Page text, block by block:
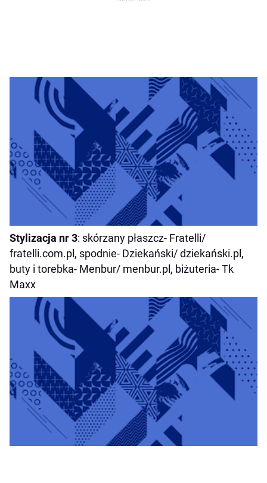
Stylizacja nr 3: skórzany płaszcz- Fratelli/
fratelli.com.pl, spodnie- Dziekański/ dziekański.pl,
buty i torebka- Menbur/ menbur.pl, biżuteria- Tk
Maxx